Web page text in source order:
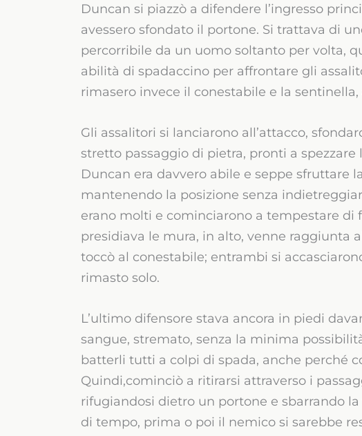
Duncan si piazzò a difendere l’ingresso
avessero sfondato il portone. Si trattava di
percorribile da un uomo soltanto per volta,
abilità di spadaccino per affrontare gli
rimasero invece il conestabile e la sentinella,
Gli assalitori si lanciarono all’attacco,
stretto passaggio di pietra, pronti a
Duncan era davvero abile e seppe sfruttare
mantenendo la posizione senza
erano molti e cominciarono a tempestare di
presidiava le mura, in alto, venne raggiunta
toccò al conestabile; entrambi si
rimasto solo.
L’ultimo difensore stava ancora in piedi
sangue, stremato, senza la minima
batterli tutti a colpi di spada, anche perché
Quindi,cominciò a ritirarsi attraverso i
rifugiandosi dietro un portone e sbarrando
di tempo, prima o poi il nemico si sarebbe